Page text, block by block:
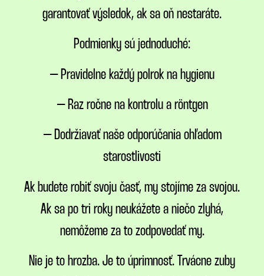
garantovať výsledok, ak sa oň nestaráte.
Podmienky sú jednoduché:
– Pravidelne každý polrok na hygienu
– Raz ročne na kontrolu a röntgen
– Dodržiavať naše odporúčania ohľadom
starostlivosti
Ak budete robiť svoju časť, my stojíme za svojou.
Ak sa po tri roky neukážete a niečo zlyhá,
nemôžeme za to zodpovedať my.
Nie je to hrozba. Je to úprimnosť. Trvácne zuby